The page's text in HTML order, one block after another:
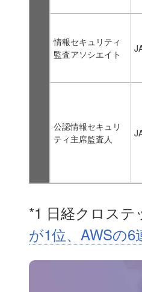
情報セキュリティ
監査アソシエイト
公認情報セキュリ
ティ主席監査人
*1 日経クロステ
が1位、AWSの